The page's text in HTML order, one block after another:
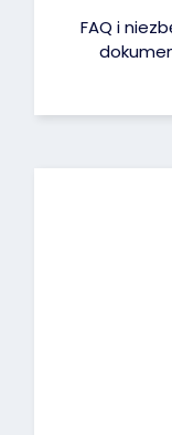
FAQ i